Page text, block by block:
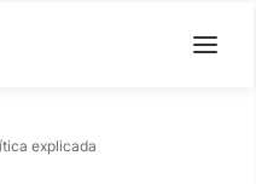
explicada